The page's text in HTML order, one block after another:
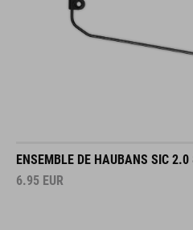
ENSEMBLE DE HAUBANS SIC
6.95 EUR